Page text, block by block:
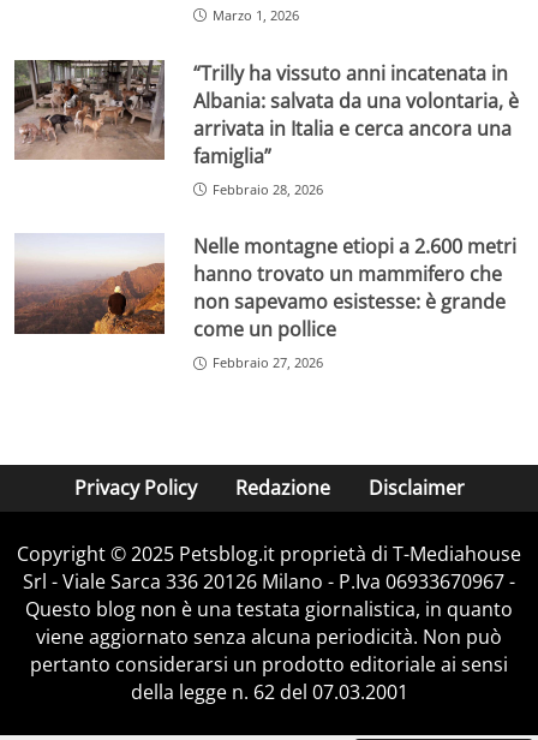
Marzo 1, 2026
“Trilly ha vissuto anni incatenata in
Albania: salvata da una volontaria, è
arrivata in Italia e cerca ancora una
famiglia”
Febbraio 28, 2026
Nelle montagne etiopi a 2.600 metri
hanno trovato un mammifero che
non sapevamo esistesse: è grande
come un pollice
Febbraio 27, 2026
Privacy Policy Redazione Disclaimer
Copyright © 2025 Petsblog.it proprietà di T-Mediahouse
Srl - Viale Sarca 336 20126 Milano - P.Iva 06933670967 -
Questo blog non è una testata giornalistica, in quanto
viene aggiornato senza alcuna periodicità. Non può
pertanto considerarsi un prodotto editoriale ai sensi
della legge n. 62 del 07.03.2001